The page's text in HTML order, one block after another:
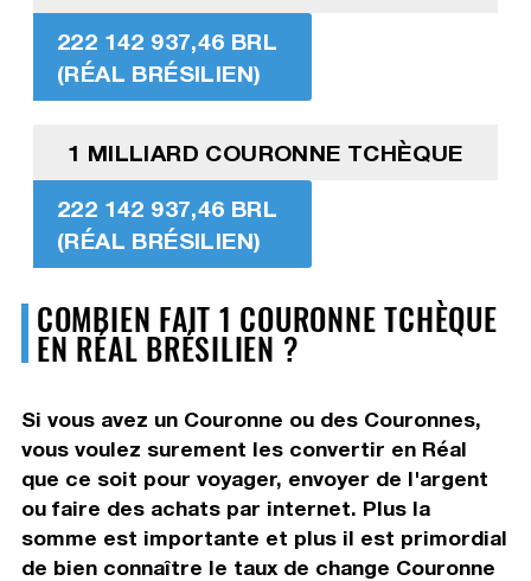
222 142 937,46 BRL
(RÉAL BRÉSILIEN)
1 MILLIARD COURONNE TCHÈQUE
222 142 937,46 BRL
(RÉAL BRÉSILIEN)
COMBIEN FAIT 1 COURONNE TCHÈQUE
EN RÉAL BRÉSILIEN ?
Si vous avez un Couronne ou des Couronnes,
vous voulez surement les convertir en Réal
que ce soit pour voyager, envoyer de l'argent
ou faire des achats par internet. Plus la
somme est importante et plus il est primordial
de bien connaître le taux de change Couronne